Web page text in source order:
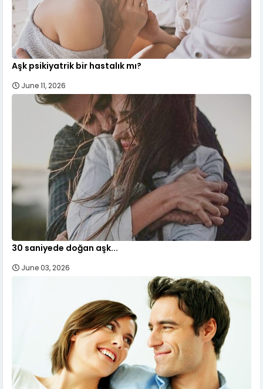
Aşk psikiyatrik bir hastalık mı?
June 11, 2026
30 saniyede doğan aşk...
June 03, 2026